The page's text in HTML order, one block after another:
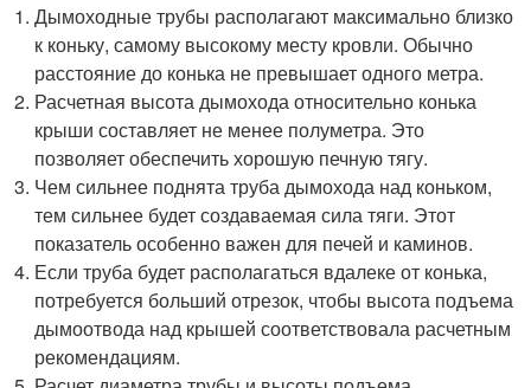
Дымоходные трубы располагают максимально близко
к коньку, самому высокому месту кровли. Обычно
расстояние до конька не превышает одного метра.
Расчетная высота дымохода относительно конька
крыши составляет не менее полуметра. Это
позволяет обеспечить хорошую печную тягу.
Чем сильнее поднята труба дымохода над коньком,
тем сильнее будет создаваемая сила тяги. Этот
показатель особенно важен для печей и каминов.
Если труба будет располагаться вдалеке от конька,
потребуется больший отрезок, чтобы высота подъема
дымоотвода над крышей соответствовала расчетным
рекомендациям.